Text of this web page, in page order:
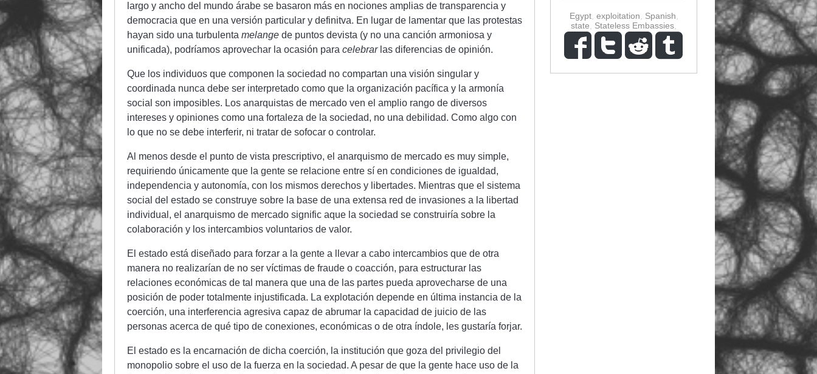
largo y ancho del mundo árabe se basaron más en nociones amplias de transparencia y
democracia que en una versión particular y definitva. En lugar de lamentar que las protestas
hayan sido una turbulenta melange de puntos devista (y no una canción armoniosa y
unificada), podríamos aprovechar la ocasión para celebrarlas diferencias de opinión.
Que los individuos que componen la sociedad no compartan una visión singular y
coordinada nunca debe ser interpretado como que la organización pacífica y la armonía
social son imposibles. Los anarquistas de mercado ven el amplio rango de diversos
intereses y opiniones como una fortaleza de la sociedad, no una debilidad. Como algo con
lo que no se debe interferir, ni tratar de sofocar o controlar.
Al menos desde el punto de vista prescriptivo, el anarquismo de mercado es muy simple,
requiriendo únicamente que la gente se relacione entre sí en condiciones de igualdad,
independencia y autonomía, con los mismos derechos y libertades. Mientras que el sistema
social del estado se construye sobre la base de una extensa red de invasiones a la libertad
individual, el anarquismo de mercado signific aque la sociedad se construiría sobre la
colaboración y los intercambios voluntarios de valor.
El estado está diseñado para forzar a la gente a llevar a cabo intercambios que de otra
manera no realizarían de no ser víctimas de fraude o coacción, para estructurar las
relaciones económicas de tal manera que una de las partes pueda aprovecharse de una
posición de poder totalmente injustificada. La explotación depende en última instancia de la
coerción, una interferencia agresiva capaz de abrumar la capacidad de juicio de las
personas acerca de qué tipo de conexiones, económicas o de otra índole, les gustaría forjar.
El estado es la encarnación de dicha coerción, la institución que goza del privilegio del
monopolio sobre el uso de la fuerza en la sociedad. A pesar de que la gente hace uso de la
Egypt, exploitation Spanish
state
Stateless Embassies